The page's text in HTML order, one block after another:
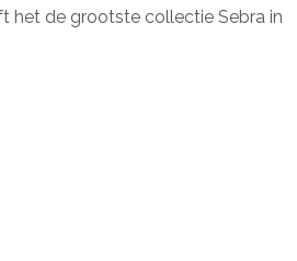
het de grootste collectie Sebra in